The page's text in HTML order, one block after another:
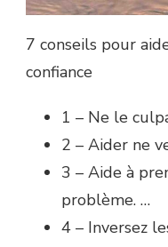
7 conseils pour
confiance
1 – Ne le
2 – Aider ne
3 – Aide à
problème. …
4 – Inversez